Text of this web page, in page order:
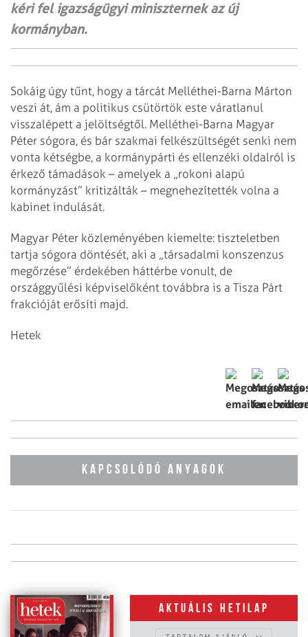
kéri fel igazságügyi miniszternek az új
kormányban.
Sokáig úgy tűnt, hogy a tárcát Melléthei-Barna Márton
veszi át, ám a politikus csütörtök este váratlanul
visszalépett a jelöltségtől. Melléthei-Barna Magyar
Péter sógora, és bár szakmai felkészültségét senki nem
vonta kétségbe, a kormánypárti és ellenzéki oldalról is
érkező támadások – amelyek a „rokoni alapú
kormányzást” kritizálták – megnehezítették volna a
kabinet indulását.
Magyar Péter közleményében kiemelte: tiszteletben
tartja sógora döntését, aki a „társadalmi konszenzus
megőrzése” érdekében háttérbe vonult, de
országgyűlési képviselőként továbbra is a Tisza Párt
frakcióját erősíti majd.
Hetek
KAPCSOLÓDÓ ANYAGOK
Aktuális hetilap